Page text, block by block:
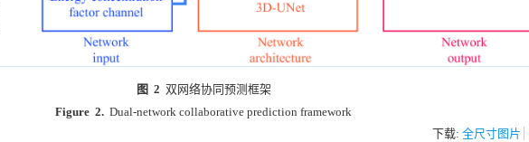
图 2 双网络协同预测框架
Figure 2. Dual-network collaborative prediction framework
下载: 全尺寸图片